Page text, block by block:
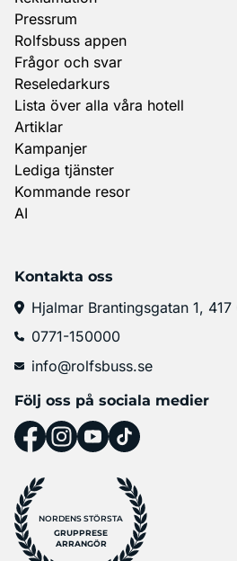
Pressrum
Rolfsbuss appen
Frågor och svar
Reseledarkurs
Lista över alla våra hotell
Artiklar
Kampanjer
Lediga tjänster
Kommande resor
AI
Kontakta oss
Hjalmar Brantingsgatan 1,
0771-150000
info@rolfsbuss.se
Följ oss på sociala medier
NORDENS STÖRSTA
GRUPPRESE
ARRANGÖR